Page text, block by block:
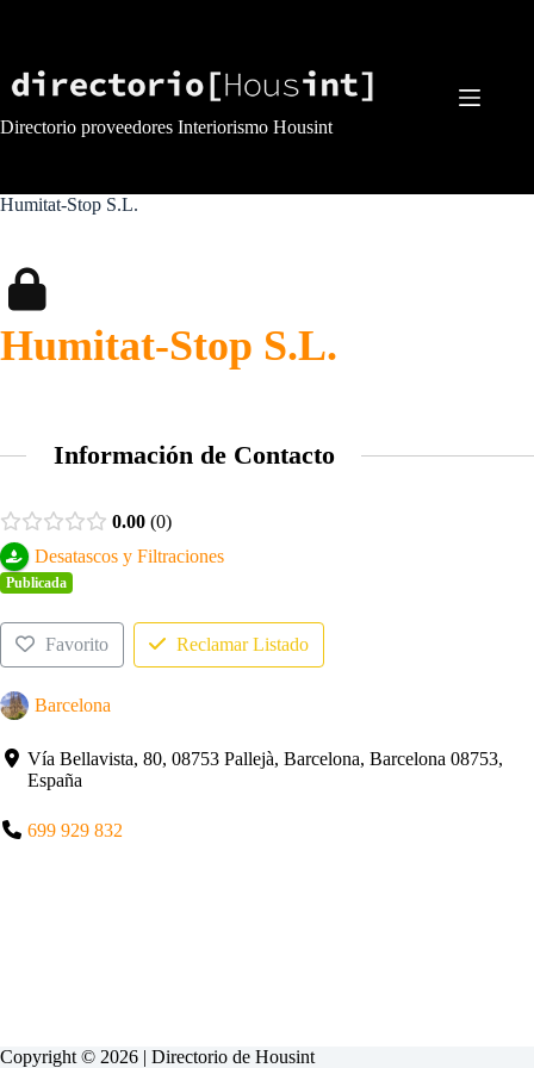
Directorio proveedores Interiorismo Housint
Humitat-Stop S.L.
Humitat-Stop S.L.
Información de Contacto
0.00 0
Desatascos y Filtraciones
Publicada
Favorito Reclamar Listado
Barcelona
Vía Bellavista, 80, 08753 Pallejà, Barcelona, Barcelona 08753,
España
699 929 832
Copyright © 2026 | Directorio de Housint